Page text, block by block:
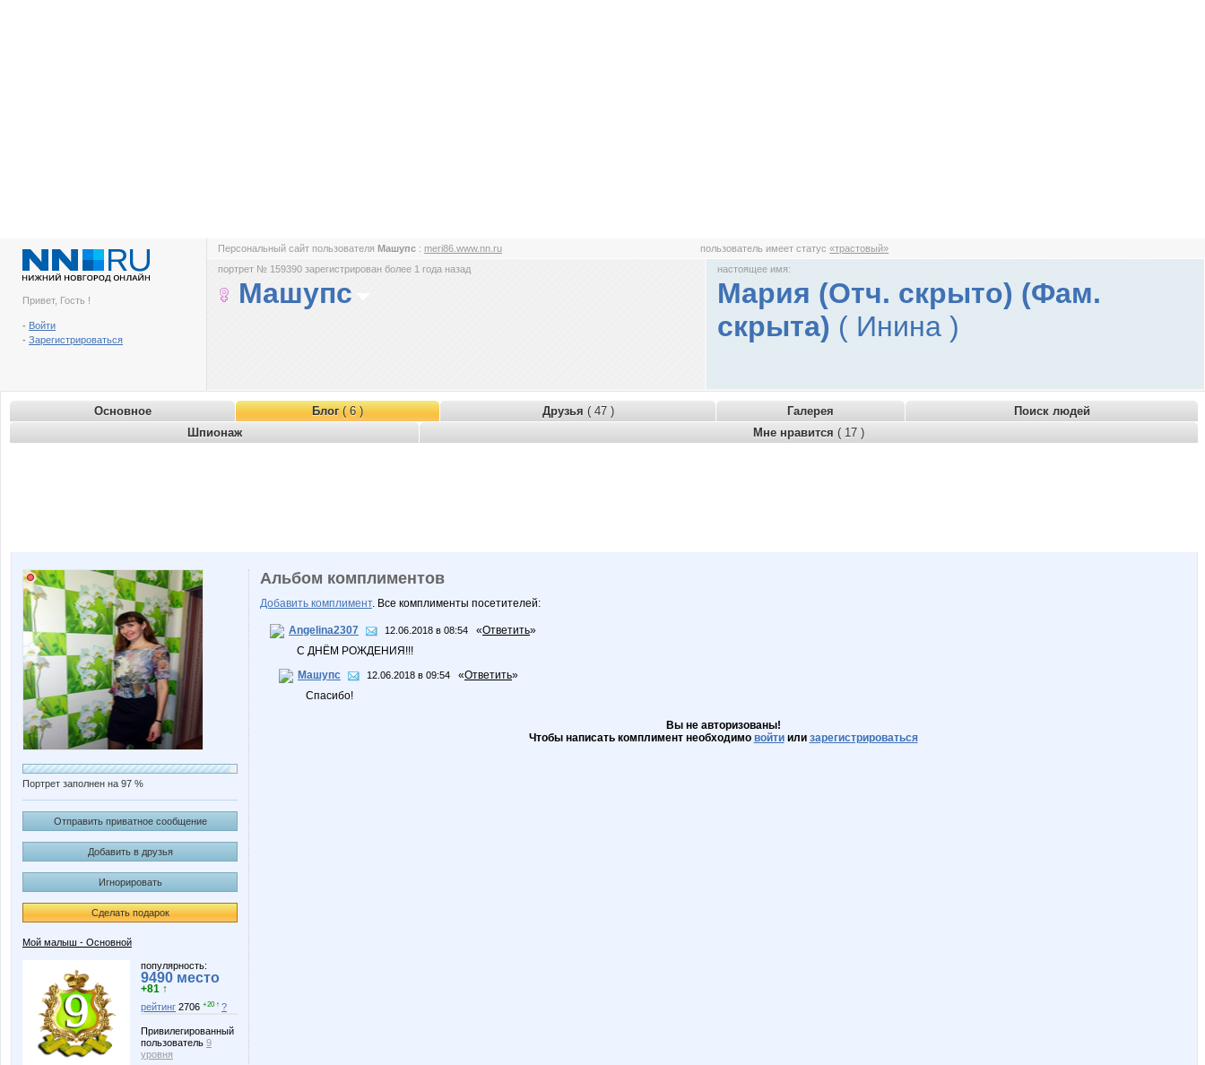
Привет, Гость !
- Войти
- Зарегистрироваться
Персональный сайт пользователя Машупс : meri86.www.nn.ru пользователь имеет статус«трастовый»
портрет № 159390 зарегистрирован более 1 года назад
Машупс
настоящее имя:
Мария (Отч. скрыто) (Фам.
скрыта) ( Инина )
Основное Блог( 6 ) Друзья ( 47 ) Галерея
Поиск людей
Шпионаж
Мне нравится ( 17 )
Портрет заполнен на 97 %
Отправить приватное сообщение
Добавить в друзья
Игнорировать
Сделать подарок
Мой малыш - Основной
популярность:
9490 место
+81 ↑
рейтинг 2706 +20 ↑ ?
Привилегированный
пользователь 9
уровня
Альбом комплиментов
Добавить комплимент. Все комплименты посетителей:
Angelina2307 12.06.2018 в 08:54 «Ответить»
С ДНЁМ РОЖДЕНИЯ!!!
Машупс
12.06.2018 в 09:54 «Ответить»
Спасибо!
Вы не авторизованы!
Чтобы написать комплимент необходимо войтиили зарегистрироваться